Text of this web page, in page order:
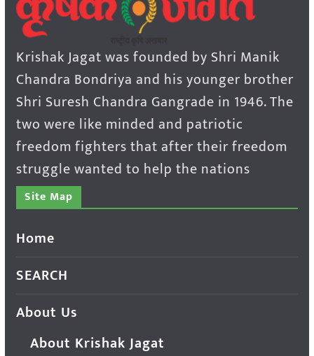
Krishak Jagat was founded by Shri Manik
Chandra Bondriya and his younger brother
Shri Suresh Chandra Gangrade in 1946. The
two were like minded and patriotic
freedom fighters that after their freedom
struggle wanted to help the nations
Site Map
Home
SEARCH
About Us
About Krishak Jagat